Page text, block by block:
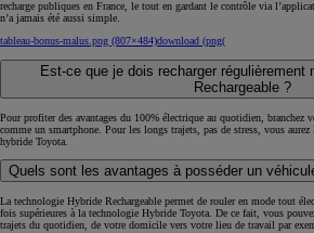
recharge publiques en France, le tout en gardant le contrôle via
n’a jamais été aussi simple.
tableau-bonus-malus.png (807×484)download (png(
Est-ce que je dois recharger régulièrement
Rechargeable ?
Pour profiter des avantages du 100% électrique au quotidien, branchez
comme un smartphone. Pour les longs trajets, pas de stress, vous aurez
hybride Toyota.
Quels sont les avantages à posséder un
La technologie Hybride Rechargeable permet de rouler en mode tout
fois supérieures à la technologie Hybride Toyota. De ce fait, vous
trajets du quotidien, de votre domicile vers votre lieu de travail par